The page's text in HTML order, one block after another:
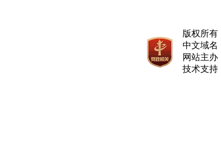
省卫生健康委员会
省人民政府外事办
省体育局
版权所
中文域
网站主
技术支持